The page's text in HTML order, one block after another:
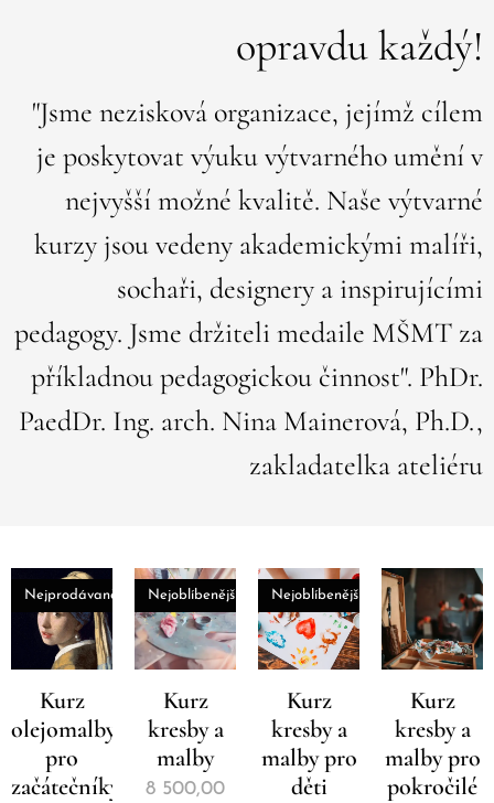
Vámi a
Vašim
Kurz je
určen pro
ky, mírně
pokročilé
pokročilé
studenty,
náplň
kurzu je
po
dohodě s
upravova
t.
opravdu každý!
"Jsme nezisková organizace, jejímž cílem
je poskytovat výuku výtvarného umění v
nejvyšší možné kvalitě. Naše výtvarné
kurzy jsou vedeny akademickými malíři,
sochaři, designery a inspirujícími
pedagogy. Jsme držiteli medaile MŠMT za
příkladnou pedagogickou činnost". PhDr.
PaedDr. Ing. arch. Nina Mainerová, Ph.D.,
zakladatelka ateliéru
Kurz
olejomalby
pro
začátečníky
Nejprodávanější
Kurz
kresby a
malby
Nejoblíbenější
8 500,00
Kurz
kresby a
malby pro
děti
Nejoblíbenější
Kurz
kresby a
malby pro
pokročilé